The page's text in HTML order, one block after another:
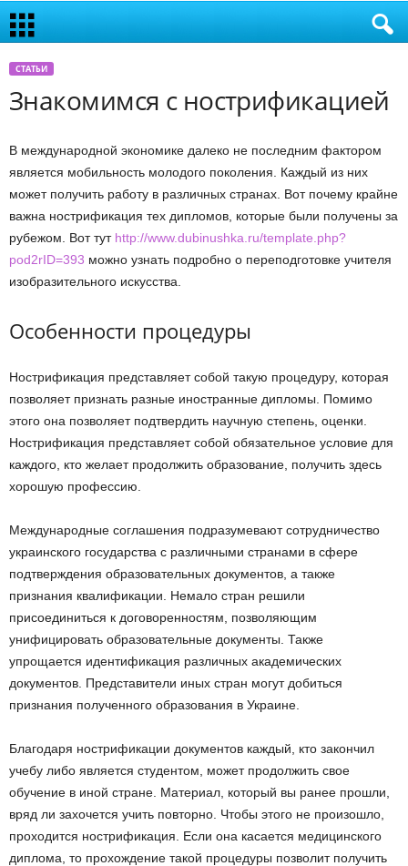
СТАТЬИ
Знакомимся с нострификацией
В международной экономике далеко не последним фактором
является мобильность молодого поколения. Каждый из них
может получить работу в различных странах. Вот почему крайне
важна нострификация тех дипломов, которые были получены за
рубежом. Вот тут http://www.dubinushka.ru/template.php?
pod2rID=393 можно узнать подробно о переподготовке учителя
изобразительного искусства.
Особенности процедуры
Нострификация представляет собой такую процедуру, которая
позволяет признать разные иностранные дипломы. Помимо
этого она позволяет подтвердить научную степень, оценки.
Нострификация представляет собой обязательное условие для
каждого, кто желает продолжить образование, получить здесь
хорошую профессию.
Международные соглашения подразумевают сотрудничество
украинского государства с различными странами в сфере
подтверждения образовательных документов, а также
признания квалификации. Немало стран решили
присоединиться к договоренностям, позволяющим
унифицировать образовательные документы. Также
упрощается идентификация различных академических
документов. Представители иных стран могут добиться
признания полученного образования в Украине.
Благодаря нострификации документов каждый, кто закончил
учебу либо является студентом, может продолжить свое
обучение в иной стране. Материал, который вы ранее прошли,
вряд ли захочется учить повторно. Чтобы этого не произошло,
проходится нострификация. Если она касается медицинского
диплома, то прохождение такой процедуры позволит получить